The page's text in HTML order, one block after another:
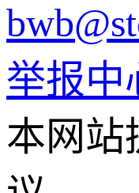
举报中
本网站